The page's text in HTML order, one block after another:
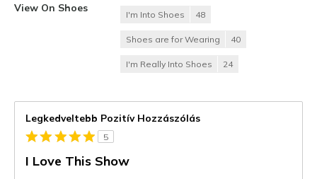
View On Shoes
I'm Into Shoes 48
Shoes are for Wearing 40
I'm Really Into Shoes 24
Legkedveltebb Pozitív Hozzászólás
5
I Love This Show